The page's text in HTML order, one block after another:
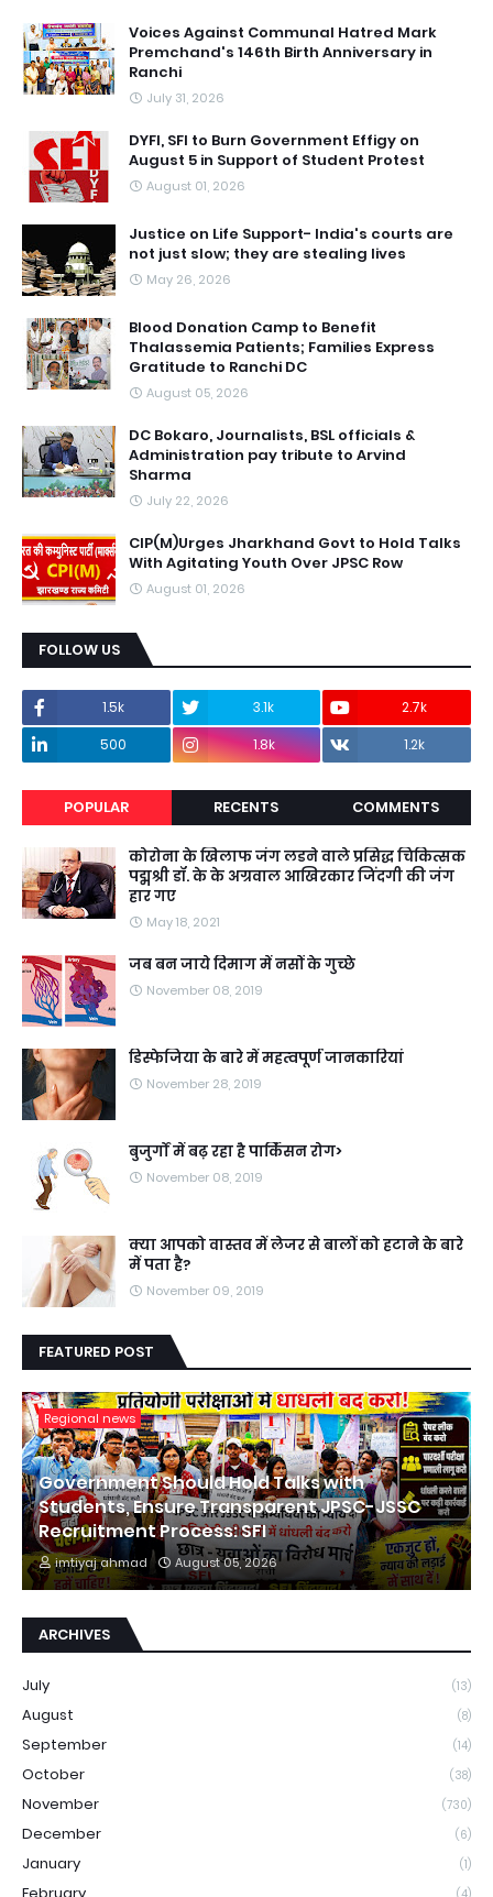
Voices Against Communal Hatred Mark
Premchand's 146th Birth Anniversary in
Ranchi
July 31, 2026
DYFI, SFI to Burn Government Effigy on
August 5 in Support of Student Protest
August 01, 2026
Justice on Life Support- India's courts are
not just slow; they are stealing lives
May 26, 2026
Blood Donation Camp to Benefit
Thalassemia Patients; Families Express
Gratitude to Ranchi DC
August 05, 2026
DC Bokaro, Journalists, BSL officials &
Administration pay tribute to Arvind
Sharma
July 22, 2026
CIP(M)Urges Jharkhand Govt to Hold Talks
With Agitating Youth Over JPSC Row
August 01, 2026
FOLLOW US
1.5k 3.1k
2.7k
500
1.8k 1.2k
POPULAR RECENTS COMMENTS
कोरोना के खिलाफ जंग लडने वाले प्रसिद्ध चिकित्सक
पद्मश्री डॉ. के के अग्रवाल आखिरकार जिंदगी की जंग
हार गए
May 18, 2021
जब बन जाये दिमाग में नसों के गुच्छे
November 08, 2019
डिस्फेजिया के बारे में महत्वपूर्ण जानकारियां
November 28, 2019
बुजुर्गों में बढ़ रहा है पार्किंसन रोग>
November 08, 2019
क्या आपको वास्तव में लेजर से बालों को हटाने के बारे
में पता है?
November 09, 2019
FEATURED POST
Regional news
Government Should Hold Talks with
Students, Ensure Transparent JPSC-JSSC
Recruitment Process: SFI
imtiyaj ahmad August 05, 2026
ARCHIVES
July (13)
August (8)
September (14)
October (38)
November (730)
December (6)
January (1)